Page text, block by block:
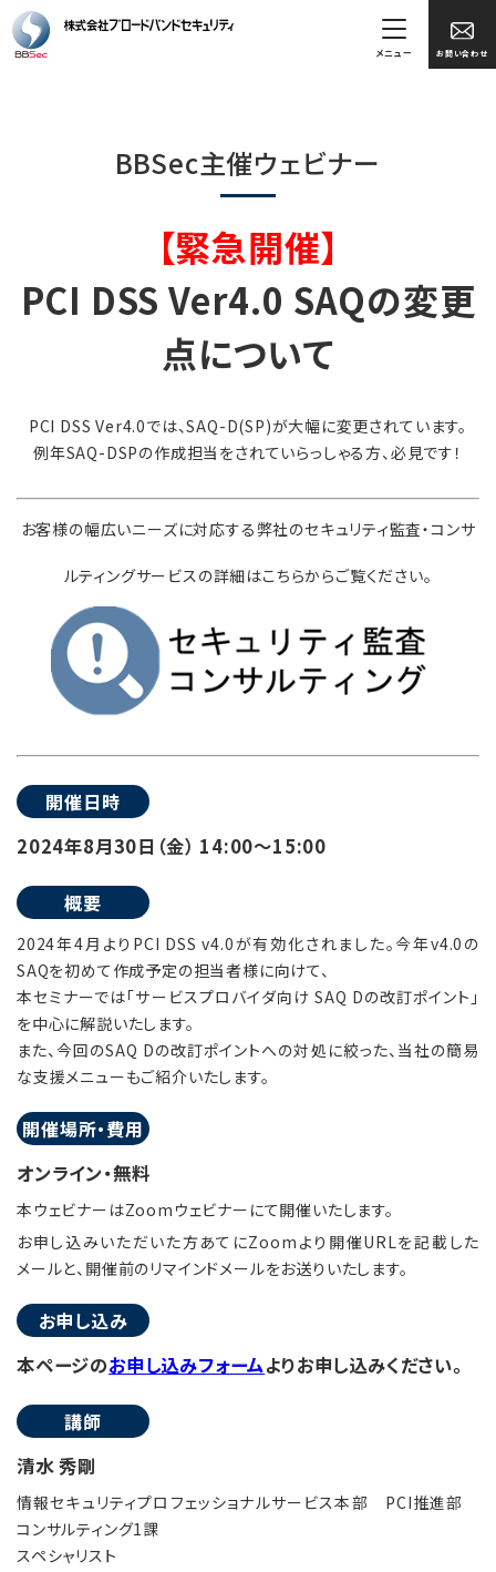
お問い合わせ
メニュー
BBSec主催ウェビナー
【緊急開催】
PCI DSS Ver4.0 SAQの変更
点について
PCI DSS Ver4.0では、SAQ-D(SP)が大幅に変更されています。
例年SAQ-DSPの作成担当をされていらっしゃる方、必見です！
お客様の幅広いニーズに対応する弊社のセキュリティ監査・コンサ
ルティングサービスの詳細はこちらからご覧ください。
開催日時
2024年8月30日（金） 14:00～15:00
概要
2024年4月よりPCI DSS v4.0が有効化されました。今年v4.0の
SAQを初めて作成予定の担当者様に向けて、
本セミナーでは「サービスプロバイダ向け SAQ Dの改訂ポイント」
を中心に解説いたします。
また、今回のSAQ Dの改訂ポイントへの対処に絞った、当社の簡易
な支援メニューもご紹介いたします。
開催場所・費用
オンライン・無料
本ウェビナーはZoomウェビナーにて開催いたします。
お申し込みいただいた方あてにZoomより開催URLを記載した
メールと、開催前のリマインドメールをお送りいたします。
お申し込み
本ページのお申し込みフォームよりお申し込みください。
講師
清水 秀剛
情報セキュリティプロフェッショナルサービス本部 PCI推進部
コンサルティング1課
スペシャリスト